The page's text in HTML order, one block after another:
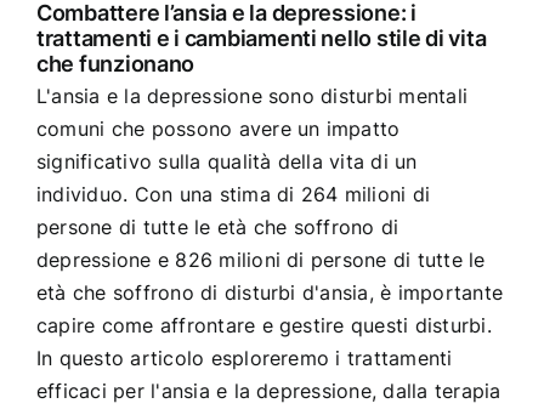
Combattere l’ansia e la depressione: i
trattamenti e i cambiamenti nello stile di vita
che funzionano
L'ansia e la depressione sono disturbi mentali
comuni che possono avere un impatto
significativo sulla qualità della vita di un
individuo. Con una stima di 264 milioni di
persone di tutte le età che soffrono di
depressione e 826 milioni di persone di tutte le
età che soffrono di disturbi d'ansia, è importante
capire come affrontare e gestire questi disturbi.
In questo articolo esploreremo i trattamenti
efficaci per l'ansia e la depressione, dalla terapia